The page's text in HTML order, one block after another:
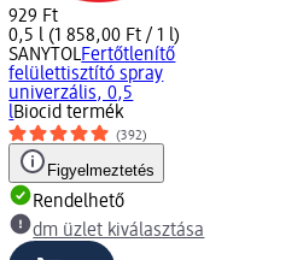
929 Ft
0,5 l (1 858,00 Ft / 1 l)
SANYTOLFertőtlenítő
felülettisztító spray
univerzális, 0,5
lBiocid termék
(392)
Figyelmeztetés
Rendelhető
dm üzlet kiválasztása